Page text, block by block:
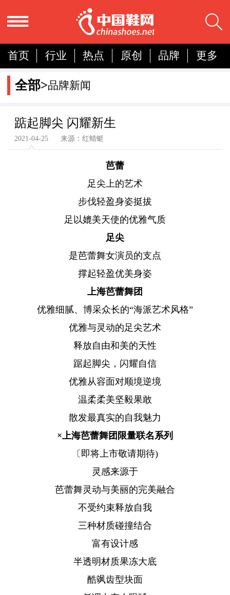
首页 行业 热点 原创 品牌
更多
国内
国际
分析
全部>品牌新闻
踮起脚尖 闪耀新生
2021-04-25 来源：红蜻蜓
芭蕾
足尖上的艺术
步伐轻盈身姿挺拔
足以媲美天使的优雅气质
足尖
是芭蕾舞女演员的支点
撑起轻盈优美身姿
上海芭蕾舞团
优雅细腻、博采众长的“海派艺术风格”
优雅与灵动的足尖艺术
释放自由和美的天性
踞起脚尖，闪耀自信
优雅从容面对顺境逆境
温柔柔美坚毅果敢
散发最真实的自我魅力
×上海芭蕾舞团限量联名系列
〔即将上市敬请期待)
灵感来源于
芭蕾舞灵动与美丽的完美融合
不受约束释放自我
三种材质碰撞结合
富有设计感
半透明材质果冻大底
酷飒齿型块面